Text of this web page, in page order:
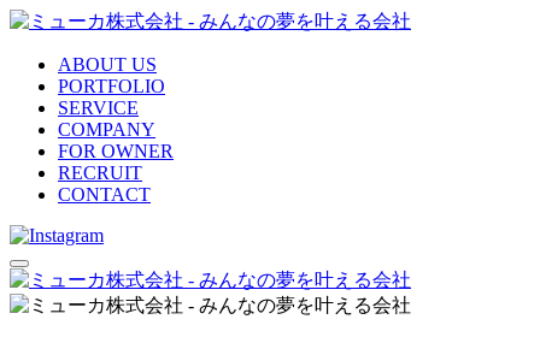
ABOUT US
PORTFOLIO
SERVICE
COMPANY
FOR OWNER
RECRUIT
CONTACT